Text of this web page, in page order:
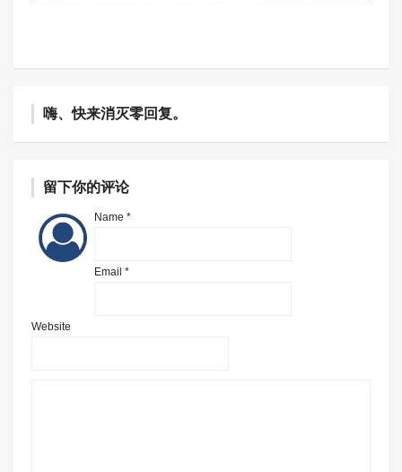
嗨、快来消灭零回复。
留下你的评论
Name *
Email *
Website